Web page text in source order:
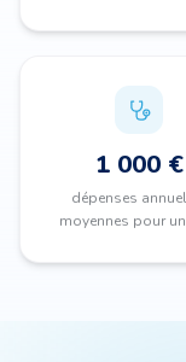
1 000 €
dépenses
moyennes pour